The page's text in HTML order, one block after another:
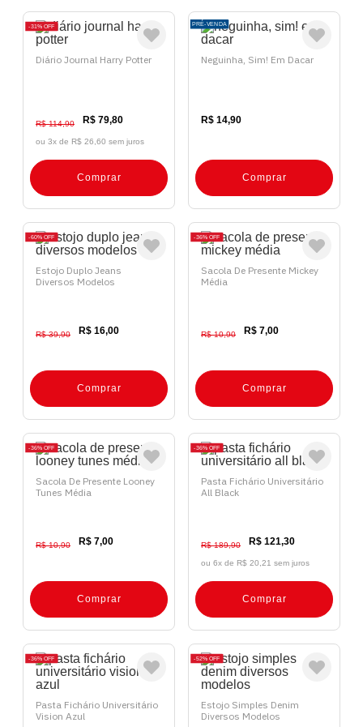
31% OFF
Diário Journal Harry Potter
R$ 114,90 R$ 79,80
ou 3x de R$ 26,60 sem juros
Comprar
PRÉ-VENDA
Neguinha, Sim! Em Dacar
R$ 14,90
Comprar
60% OFF
Estojo Duplo Jeans
Diversos Modelos
R$ 39,90 R$ 16,00
Comprar
36% OFF
Sacola De Presente Mickey
Média
R$ 10,90 R$ 7,00
Comprar
36% OFF
Sacola De Presente Looney
Tunes Média
R$ 10,90 R$ 7,00
Comprar
36% OFF
Pasta Fichário Universitário
All Black
R$ 189,90 R$ 121,30
ou 6x de R$ 20,21 sem juros
Comprar
36% OFF
Pasta Fichário Universitário
Vision Azul
52% OFF
Estojo Simples Denim
Diversos Modelos